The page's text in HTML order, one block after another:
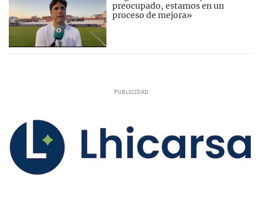
preocupado, estamos en un
proceso de mejora»